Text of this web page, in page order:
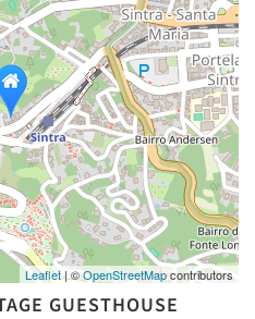
Leaflet| ©OpenStreetMapcontributors
GUESTHOUSE